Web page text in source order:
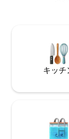
要なショッピン
ア」まで車で3分
キッチ